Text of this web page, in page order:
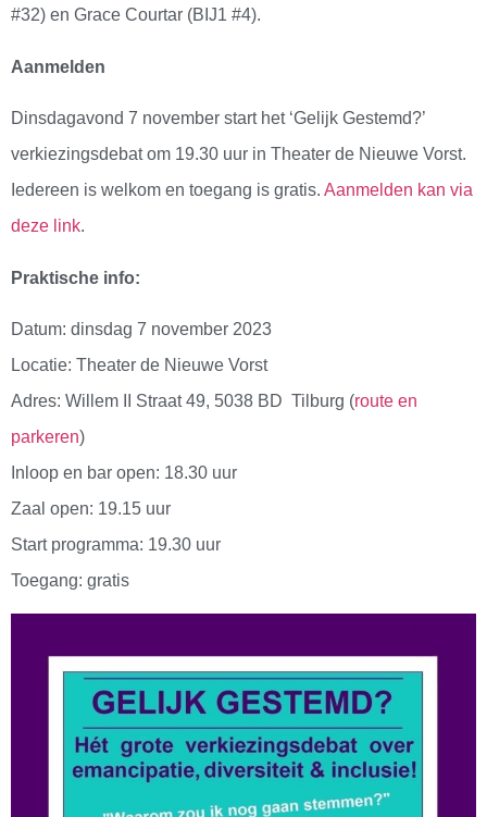
#32) en Grace Courtar (BIJ1 #4).
Aanmelden
Dinsdagavond 7 november start het ‘Gelijk Gestemd?’
verkiezingsdebat om 19.30 uur in Theater de Nieuwe Vorst.
Iedereen is welkom en toegang is gratis. Aanmelden kan via
deze link.
Praktische info:
Datum: dinsdag 7 november 2023
Locatie: Theater de Nieuwe Vorst
Adres: Willem II Straat 49, 5038 BD Tilburg (route en
parkeren)
Inloop en bar open: 18.30 uur
Zaal open: 19.15 uur
Start programma: 19.30 uur
Toegang: gratis